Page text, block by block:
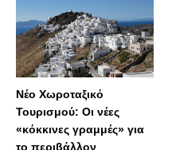
Νέο Χωροταξικό
Τουρισμού: Οι νέες
«κόκκινες γραμμές» για
το περιβάλλον